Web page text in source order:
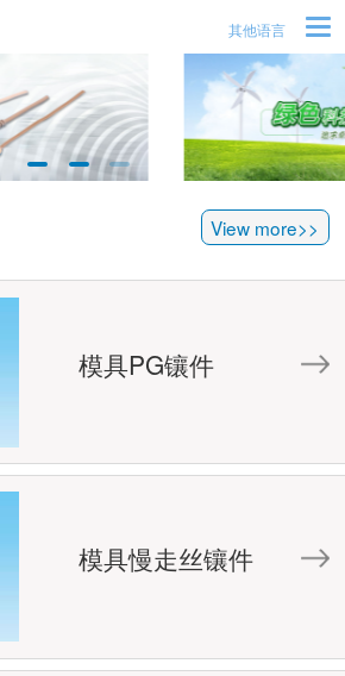
其他语言
View more>>
模具PG镶件
模具慢走丝镶件